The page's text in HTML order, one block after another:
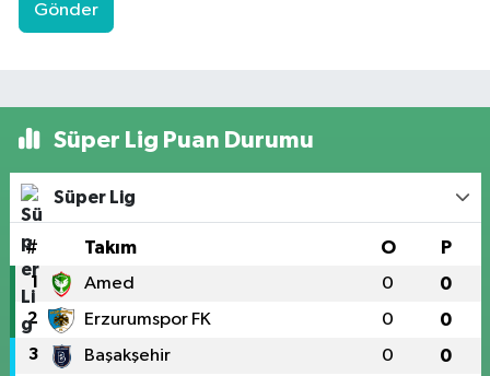
Gönder
Süper Lig Puan Durumu
Süper Lig
# Takım O P
1 Amed 0 0
2 Erzurumspor FK 0 0
3 Başakşehir 0 0